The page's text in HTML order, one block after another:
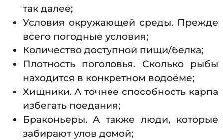
так далее;
Условия окружающей среды. Прежде
всего погодные условия;
Количество доступной пищи/белка;
Плотность поголовья. Сколько рыбы
находится в конкретном водоёме;
Хищники. А точнее способность карпа
избегать поедания;
Браконьеры. А также люди, которые
забирают улов домой;